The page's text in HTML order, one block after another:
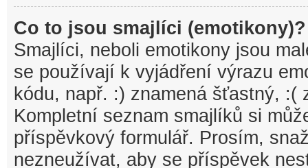
Co to jsou smajlíci (emotikony)?
Smajlíci, neboli emotikony jsou
se používají k vyjádření výrazu
kódu, např. :) znamená šťastný, :(
Kompletní seznam smajlíků si
příspěvkový formulář. Prosím,
nezneužívat, aby se příspěvek